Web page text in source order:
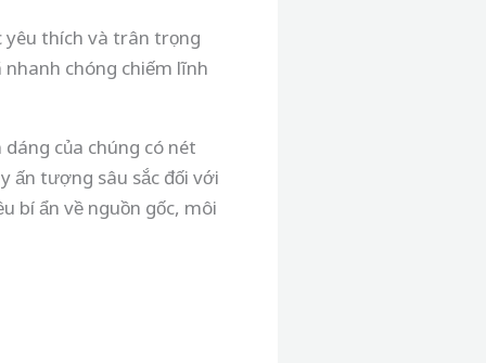
thích và trân trọng
chóng chiếm lĩnh
của chúng có nét
ấn tượng sâu sắc đối với
bí ẩn về nguồn gốc, môi